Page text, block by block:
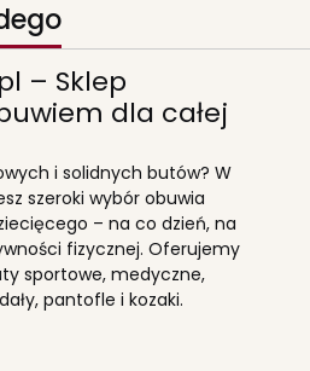
– Sklep
dla całej
i solidnych butów? W
szeroki wybór obuwia
– na co dzień, na
fizycznej. Oferujemy
sportowe, medyczne,
pantofle i kozaki.